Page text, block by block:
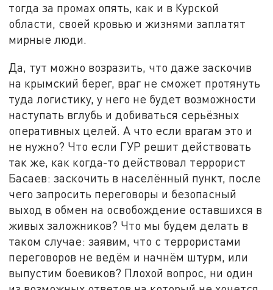
тогда за промах опять, как и в Курской
области, своей кровью и жизнями заплатят
мирные люди.
Да, тут можно возразить, что даже заскочив
на крымский берег, враг не сможет протянуть
туда логистику, у него не будет возможности
наступать вглубь и добиваться серьёзных
оперативных целей. А что если врагам это и
не нужно? Что если ГУР решит действовать
так же, как когда-то действовал террорист
Басаев: заскочить в населённый пункт, после
чего запросить переговоры и безопасный
выход в обмен на освобождение оставшихся в
живых заложников? Что мы будем делать в
таком случае: заявим, что с террористами
переговоров не ведём и начнём штурм, или
выпустим боевиков? Плохой вопрос, ни один